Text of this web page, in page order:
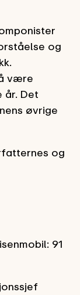
og
være
Det
øvrige
og
91